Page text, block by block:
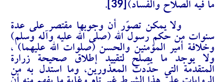
ما فيه الصلاح والفساد)
.
ولا يمكن تصوّر أن وجوبها مقتصر على عدة
سنوات من حكم رسول الله (صلى الله عليه وآله وسلم)
وخلافة أمير المؤمنين والحسن (صلوات الله عليهما) ،
ولا يوجد ما يصلح لتقييد إطلاق صحيحة زرارة
المتقدمة التي حدّدت المعذورين، وما استدل به من